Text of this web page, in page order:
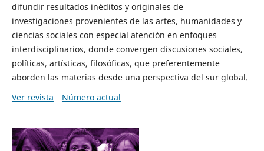
difundir resultados inéditos y originales de
investigaciones provenientes de las artes, humanidades y
ciencias sociales con especial atención en enfoques
interdisciplinarios, donde convergen discusiones sociales,
políticas, artísticas, filosóficas, que preferentemente
aborden las materias desde una perspectiva del sur global.
Ver revista
Número actual